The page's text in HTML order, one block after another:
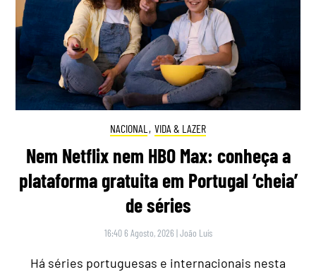
NACIONAL , VIDA & LAZER
Nem Netflix nem HBO Max: conheça a
plataforma gratuita em Portugal ‘cheia’
de séries
16:40 6 Agosto, 2026 |João Luís
Há séries portuguesas e internacionais nesta